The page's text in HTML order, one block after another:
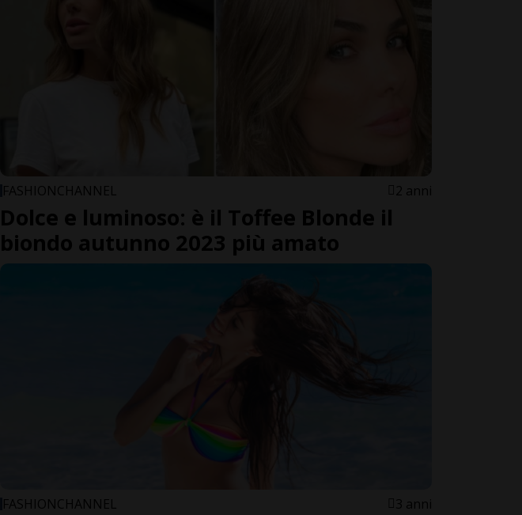
FASHIONCHANNEL 2 anni
Dolce e luminoso: è il Toffee Blonde il
biondo autunno 2023 più amato
FASHIONCHANNEL 3 anni